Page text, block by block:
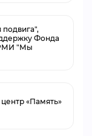
Фонда
"Мы
«Память»